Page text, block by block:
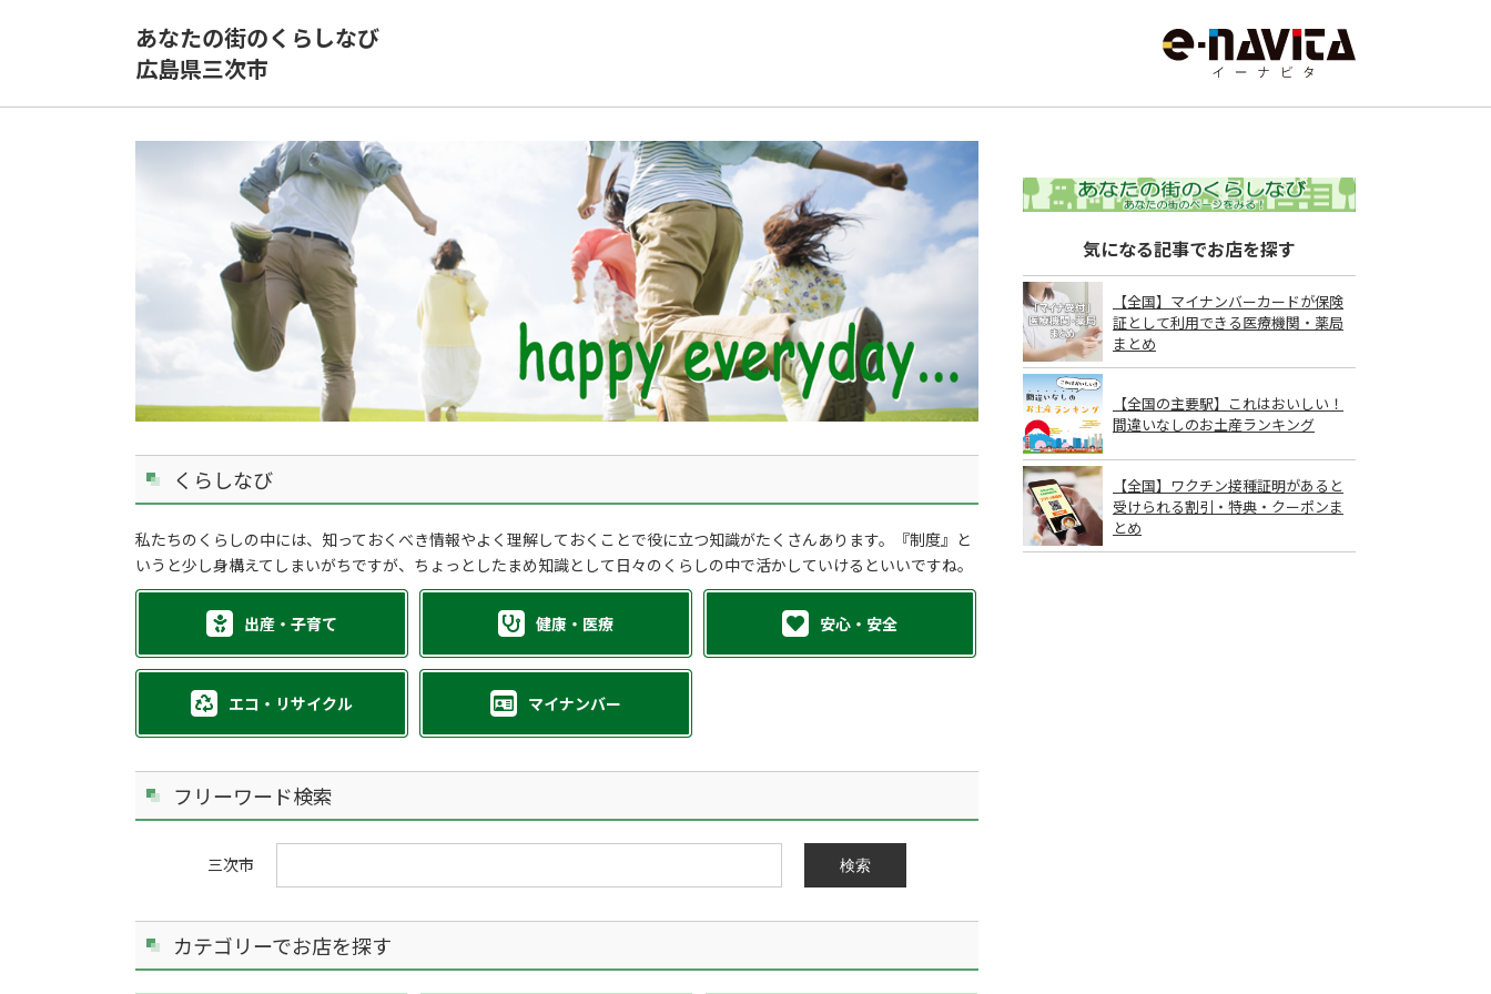
あなたの街のくらしなび
広島県三次市
くらしなび
私たちのくらしの中には、知っておくべき情報やよく理解しておくことで役に立つ知識がたくさんあります。『制度』と
いうと少し身構えてしまいがちですが、ちょっとしたまめ知識として日々のくらしの中で活かしていけるといいですね。
出産・子育て 健康・医療 安心・安全
エコ・リサイクル マイナンバー
フリーワード検索
三次市 検索
カテゴリーでお店を探す
気になる記事でお店を探す
【全国】マイナンバーカードが保険
証として利用できる医療機関・薬局
まとめ
【全国の主要駅】これはおいしい！
間違いなしのお土産ランキング
【全国】ワクチン接種証明があると
受けられる割引・特典・クーポンま
とめ